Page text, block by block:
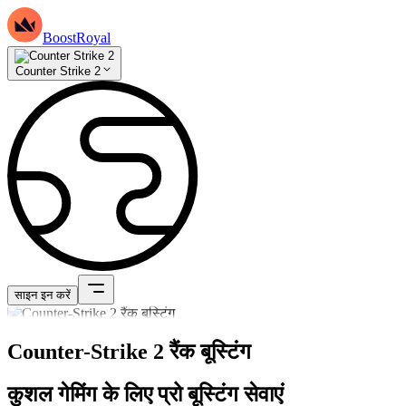
BoostRoyal
Counter Strike 2
साइन इन करें
Counter-Strike 2 रैंक बूस्टिंग
कुशल गेमिंग के लिए प्रो बूस्टिंग सेवाएं